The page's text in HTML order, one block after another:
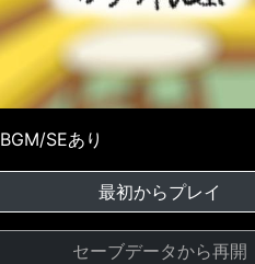
BGM/SEあり
最初からプレイ
セーブデータから再開